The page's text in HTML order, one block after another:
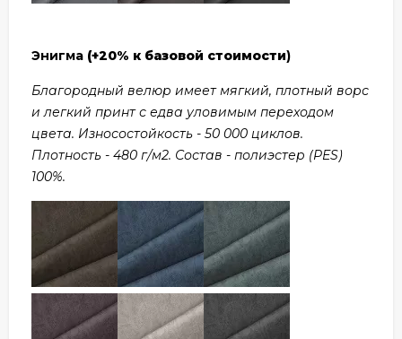
Энигма (+20% к базовой стоимости)
Благородный велюр имеет мягкий, плотный ворс
и легкий принт с едва уловимым переходом
цвета. Износостойкость - 50 000 циклов.
Плотность - 480 г/м2. Состав - полиэстер (PES)
100%.